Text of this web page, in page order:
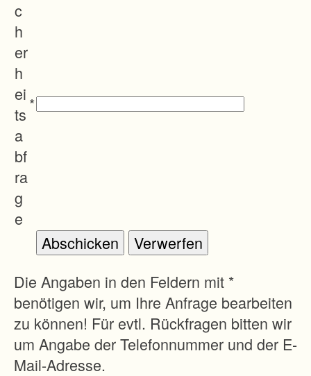
c
h
er
h
ei
ts
a
bf
ra
g
e
*
Die Angaben in den Feldern mit *
benötigen wir, um Ihre Anfrage bearbeiten
zu können! Für evtl. Rückfragen bitten wir
um Angabe der Telefonnummer und der E-
Mail-Adresse.